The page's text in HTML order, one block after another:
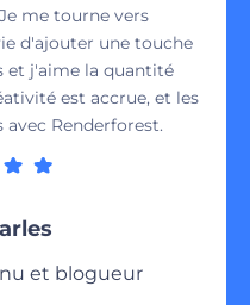
me tourne vers
d'ajouter une touche
et j'aime la quantité
est accrue, et les
Renderforest.
et blogueur